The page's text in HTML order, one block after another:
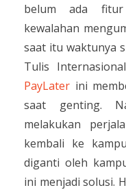
belum ada fitur
kewalahan
saat itu waktunya
Tulis
PayLater ini
saat genting.
melakukan
kembali ke
diganti oleh
ini menjadi solusi.